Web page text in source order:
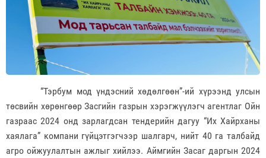
“Тэрбум мод үндэсний хөдөлгөөн”-ий хүрээнд улсын
төсвийн хөрөнгөөр Засгийн газрын хэрэгжүүлэгч агентлаг Ойн
газраас 2024 онд зарлагдсан тендерийн дагуу “Их Хайрханы
хаялага” компани гүйцэтгэгчээр шалгарч, нийт 40 га талбайд
агро ойжуулалтын ажлыг хийлээ. Аймгийн Засаг даргын 2024